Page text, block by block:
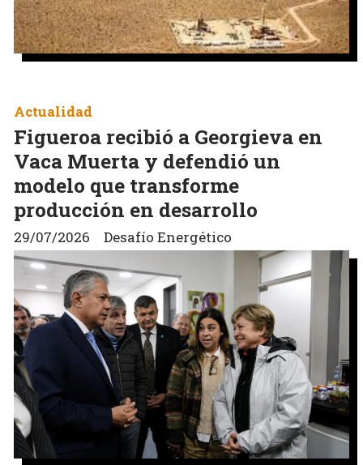
Figueroa recibió a Georgieva en
Vaca Muerta y defendió un
modelo que transforme
producción en desarrollo
Desafío Energético
Actualidad
29/07/2026